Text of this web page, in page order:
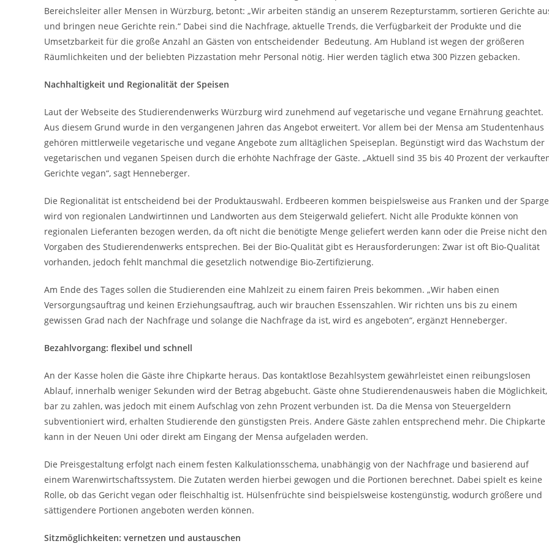
Bereichsleiter aller Mensen in Würzburg, betont: „Wir arbeiten ständig an unserem Rezepturstamm, sortieren Gerichte
und bringen neue Gerichte rein.“ Dabei sind die Nachfrage, aktuelle Trends, die Verfügbarkeit der Produkte und die
Umsetzbarkeit für die große Anzahl an Gästen von entscheidender Bedeutung. Am Hubland ist wegen der größeren
Räumlichkeiten und der beliebten Pizzastation mehr Personal nötig. Hier werden täglich etwa 300 Pizzen gebacken.
Nachhaltigkeit und Regionalität der Speisen
Laut der Webseite des Studierendenwerks Würzburg wird zunehmend auf vegetarische und vegane Ernährung geachtet.
Aus diesem Grund wurde in den vergangenen Jahren das Angebot erweitert. Vor allem bei der Mensa am Studentenhaus
gehören mittlerweile vegetarische und vegane Angebote zum alltäglichen Speiseplan. Begünstigt wird das Wachstum der
vegetarischen und veganen Speisen durch die erhöhte Nachfrage der Gäste. „Aktuell sind 35 bis 40 Prozent der
Gerichte vegan“, sagt Henneberger.
Die Regionalität ist entscheidend bei der Produktauswahl. Erdbeeren kommen beispielsweise aus Franken und der
wird von regionalen Landwirtinnen und Landworten aus dem Steigerwald geliefert. Nicht alle Produkte können von
regionalen Lieferanten bezogen werden, da oft nicht die benötigte Menge geliefert werden kann oder die Preise nicht den
Vorgaben des Studierendenwerks entsprechen. Bei der Bio-Qualität gibt es Herausforderungen: Zwar ist oft Bio-Qualität
vorhanden, jedoch fehlt manchmal die gesetzlich notwendige Bio-Zertifizierung.
Am Ende des Tages sollen die Studierenden eine Mahlzeit zu einem fairen Preis bekommen. „Wir haben einen
Versorgungsauftrag und keinen Erziehungsauftrag, auch wir brauchen Essenszahlen. Wir richten uns bis zu einem
gewissen Grad nach der Nachfrage und solange die Nachfrage da ist, wird es angeboten“, ergänzt Henneberger.
Bezahlvorgang: flexibel und schnell
An der Kasse holen die Gäste ihre Chipkarte heraus. Das kontaktlose Bezahlsystem gewährleistet einen reibungslosen
Ablauf, innerhalb weniger Sekunden wird der Betrag abgebucht. Gäste ohne Studierendenausweis haben die Möglichkeit,
bar zu zahlen, was jedoch mit einem Aufschlag von zehn Prozent verbunden ist. Da die Mensa von Steuergeldern
subventioniert wird, erhalten Studierende den günstigsten Preis. Andere Gäste zahlen entsprechend mehr. Die Chipkarte
kann in der Neuen Uni oder direkt am Eingang der Mensa aufgeladen werden.
Die Preisgestaltung erfolgt nach einem festen Kalkulationsschema, unabhängig von der Nachfrage und basierend auf
einem Warenwirtschaftssystem. Die Zutaten werden hierbei gewogen und die Portionen berechnet. Dabei spielt es keine
Rolle, ob das Gericht vegan oder fleischhaltig ist. Hülsenfrüchte sind beispielsweise kostengünstig, wodurch größere und
sättigendere Portionen angeboten werden können.
Sitzmöglichkeiten: vernetzen und austauschen